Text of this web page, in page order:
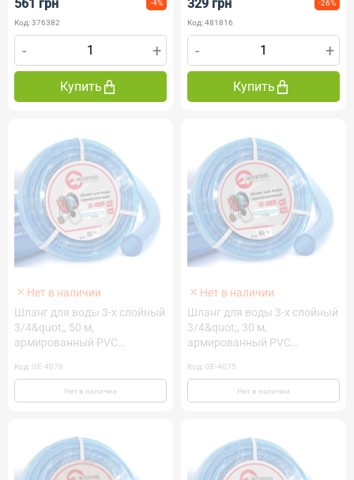
561 грн -4%
Код: 376382
- +
Купить
329 грн -26%
Код: 481816
- +
Купить
Нет в наличии
Шланг для воды 3-х слойный
3/4&quot;, 50 м,
армированный PVC
Код: GE-4076
Нет в наличии
Нет в наличии
Шланг для воды 3-х слойный
3/4&quot;, 30 м,
армированный PVC
Код: GE-4075
Нет в наличии